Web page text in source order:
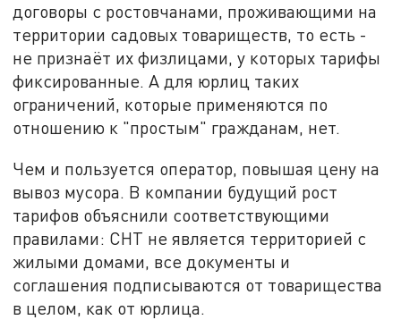
договоры с ростовчанами, проживающими на
территории садовых товариществ, то есть -
не признаёт их физлицами, у которых тарифы
фиксированные. А для юрлиц таких
ограничений, которые применяются по
отношению к "простым" гражданам, нет.
Чем и пользуется оператор, повышая цену на
вывоз мусора. В компании будущий рост
тарифов объяснили соответствующими
правилами: СНТ не является территорией с
жилыми домами, все документы и
соглашения подписываются от товарищества
в целом, как от юрлица.